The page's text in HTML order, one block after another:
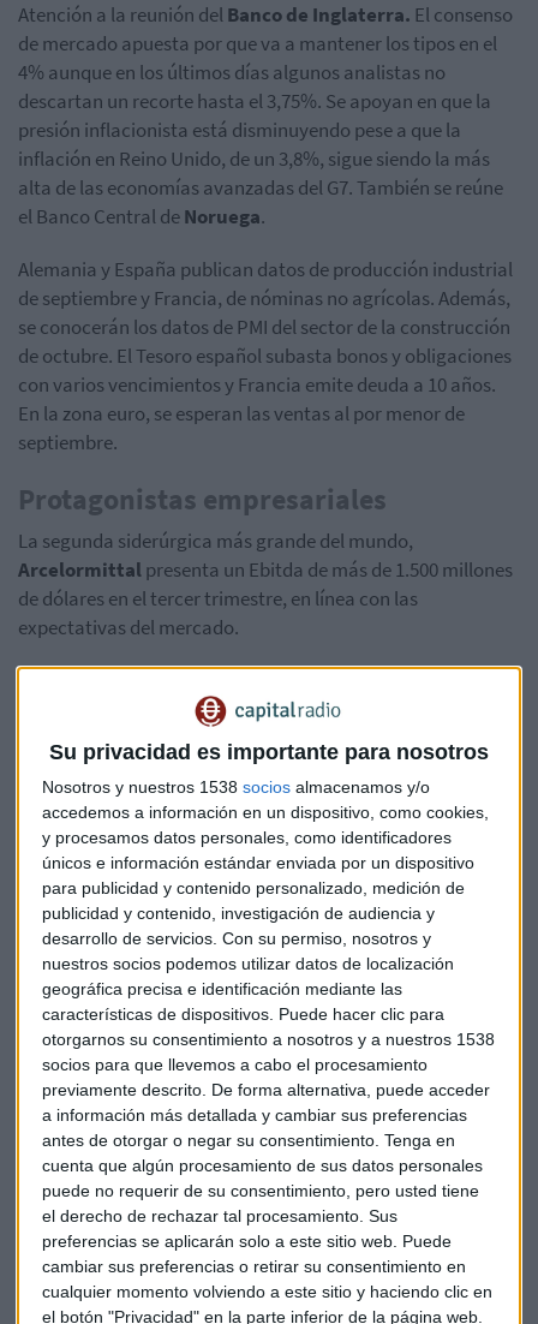
Su privacidad es importante para nosotros
Nosotros y nuestros 1538 socios almacenamos y/o
accedemos a información en un dispositivo, como cookies,
y procesamos datos personales, como identificadores
únicos e información estándar enviada por un dispositivo
para publicidad y contenido personalizado, medición de
publicidad y contenido, investigación de audiencia y
desarrollo de servicios. Con su permiso, nosotros y
nuestros socios podemos utilizar datos de localización
geográfica precisa e identificación mediante las
características de dispositivos. Puede hacer clic para
otorgarnos su consentimiento a nosotros y a nuestros 1538
socios para que llevemos a cabo el procesamiento
previamente descrito. De forma alternativa, puede acceder
a información más detallada y cambiar sus preferencias
antes de otorgar o negar su consentimiento. Tenga en
cuenta que algún procesamiento de sus datos personales
puede no requerir de su consentimiento, pero usted tiene
el derecho de rechazar tal procesamiento. Sus
preferencias se aplicarán solo a este sitio web. Puede
cambiar sus preferencias o retirar su consentimiento en
cualquier momento volviendo a este sitio y haciendo clic en
el botón "Privacidad" en la parte inferior de la página web.
Atención a la reunión delBanco de Inglaterra. El consenso
de mercado apuesta por que va a mantener los tipos en el
4% aunque en los últimos días algunos analistas no
descartan un recorte hasta el 3,75%. Se apoyan en que la
presión inflacionista está disminuyendo pese a que la
inflación en Reino Unido, de un 3,8%, sigue siendo la más
alta de las economías avanzadas del G7. También se reúne
el Banco Central deNoruega.
Alemania y España publican datos de producción industrial
de septiembre y Francia, de nóminas no agrícolas. Además,
se conocerán los datos de PMI del sector de la construcción
de octubre. El Tesoro español subasta bonos y obligaciones
con varios vencimientos y Francia emite deuda a 10 años.
En la zona euro, se esperan las ventas al por menor de
septiembre.
Protagonistas empresariales
La segunda siderúrgica más grande del mundo,
Arcelormittalpresenta un Ebitda de más de 1.500 millones
de dólares en el tercer trimestre, en línea con las
expectativas del mercado.
Observa señales de estabilización y son optimistas sobre las
perspectivas del negocio en 2026. Sin embargo, la demanda
general se mantuvo débil durante el trimestre y no hubo
indicios de reposición de existencias, ya que los clientes
mantienen una postura de "esperar y ver".
El banco alemánCommerzbank , que se defiende de una
posible compra del italiano Unicredit, baja su beneficio casi
un 8% hasta 591 millones de euros, por debajo de lo
esperado. Sus costes han subido un 5% y anuncia una
recompra de 600 millones de euros y eleva su previsión de
ingresos netos por intereses.
El proveedor alemán de la industria automotriz
Continentalpublica unapérdida netaen el tercer
trimestre debido a costos extraordinarios de 1.100 millones
de euros vinculados a la reestructuración y escisión de su
división Amovio para convertirse en una empresa dedicada
exclusivamente a los neumáticos.
El gigante logístico alemánDHLsupera previsiones con su
beneficio operativo del tercer trimestre gracias a la
estrategia de precios y a la gestión de los costes.